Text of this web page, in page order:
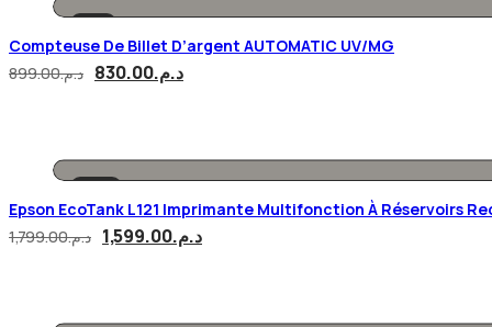
Compteuse De Billet D’argent AUTOMATIC UV/MG
د.م.899.00 د.م.830.00
Epson EcoTank L121 Imprimante Multifonction À Réservoirs
د.م.1,799.00 د.م.1,599.00